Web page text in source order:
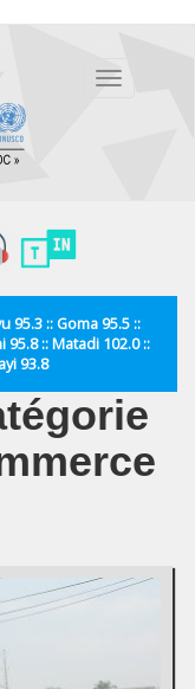
Toggle
95.3 :: Goma 95.5 ::
:: Matadi 102.0 ::
93.8